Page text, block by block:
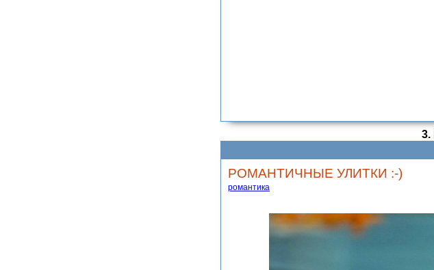
3.
РОМАНТИЧНЫЕ УЛИТКИ :-)
романтика